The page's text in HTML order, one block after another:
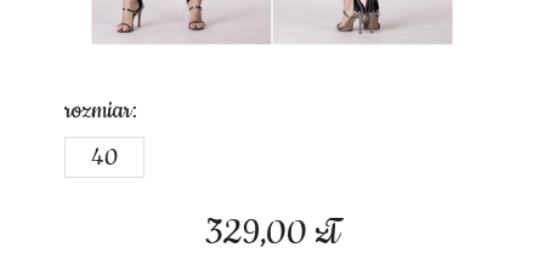
329,00 zł
rozmiar:
40